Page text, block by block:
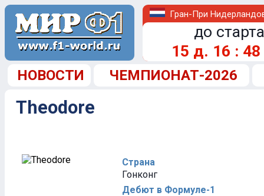
Гран-При
до
15 д. 16 : 48
НОВОСТИ ЧЕМПИОНАТ-2026
Theodore
Страна
Гонконг
Дебют в Формуле-1